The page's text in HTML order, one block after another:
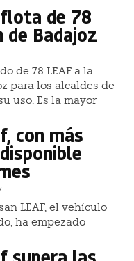
de 78
de Badajoz
de 78 LEAF a la
para los alcaldes de
uso. Es la mayor
con más
LEAF, el vehículo
ha empezado